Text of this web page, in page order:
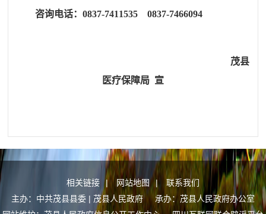
咨询电话：0837-7411535 0837-7466094
茂县
医疗保障局 宣
相关链接 | 网站地图 |
联系我们
主办：中共茂县县委 | 茂县人民政府 承办：茂县人民政府办公室